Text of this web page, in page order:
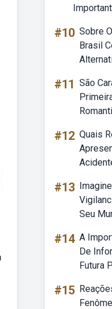
#10 Sobre
Brasil
#11 São
#12 Quais
#13
Seu
#14 A
De
Futura
#15